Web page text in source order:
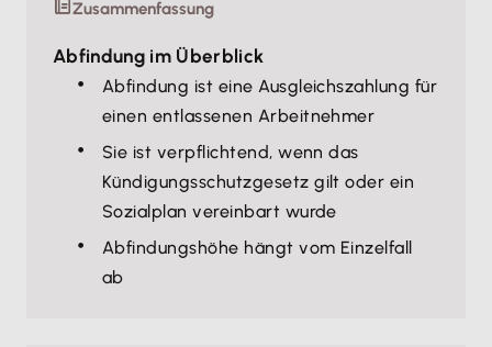
Zusammenfassung
Abfindung im Überblick
Abfindung ist eine Ausgleichszahlung für
einen entlassenen Arbeitnehmer
Sie ist verpflichtend, wenn das
Kündigungsschutzgesetz gilt oder ein
Sozialplan vereinbart wurde
Abfindungshöhe hängt vom Einzelfall
ab